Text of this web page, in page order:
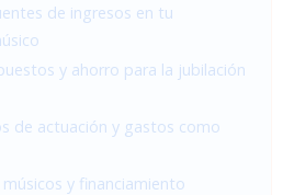
de ingresos en tu
y ahorro para la jubilación
de actuación y gastos como
y financiamiento